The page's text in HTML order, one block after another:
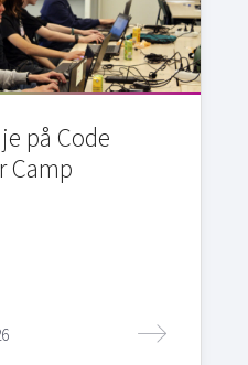
på Code
Camp